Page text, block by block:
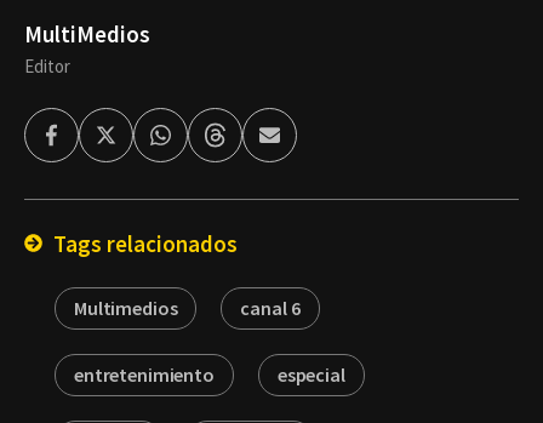
MultiMedios
Editor
FacebookTwitterWhatsappThreadsEnviar
por
Tags relacionados
Multimedios canal 6
entretenimiento especial